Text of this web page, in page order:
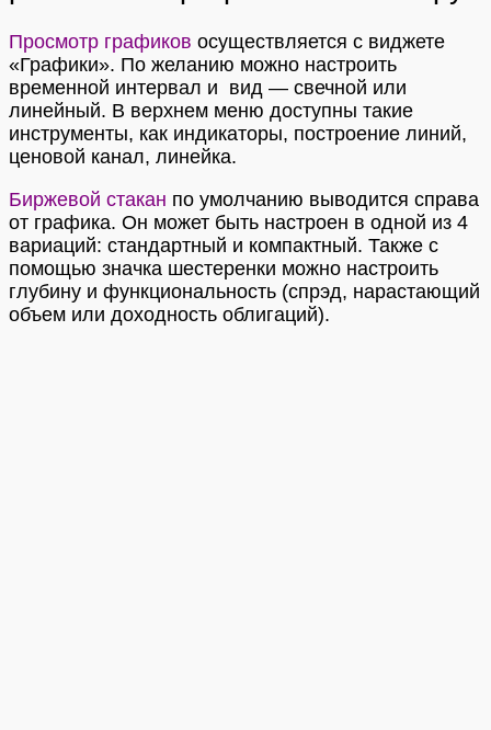
Просмотр графиков осуществляется с виджете
«Графики». По желанию можно настроить
временной интервал и вид — свечной или
линейный. В верхнем меню доступны такие
инструменты, как индикаторы, построение линий,
ценовой канал, линейка.
Биржевой стакан по умолчанию выводится справа
от графика. Он может быть настроен в одной из 4
вариаций: стандартный и компактный. Также с
помощью значка шестеренки можно настроить
глубину и функциональность (спрэд, нарастающий
объем или доходность облигаций).